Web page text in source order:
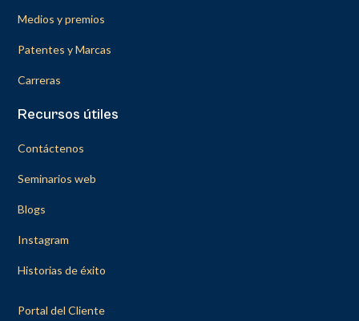
Medios y premios
Patentes y Marcas
Carreras
Recursos útiles
Contáctenos
Seminarios web
Blogs
Instagram
Historias de éxito
Portal del Cliente